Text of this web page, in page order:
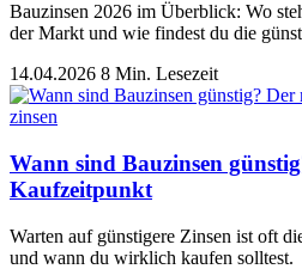
Bauzinsen 2026 im Überblick: Wo
der Markt und wie findest du die
14.04.2026 8 Min. Lesezeit
zinsen
Wann sind Bauzinsen
Kaufzeitpunkt
Warten auf günstigere Zinsen ist oft
und wann du wirklich kaufen solltest.